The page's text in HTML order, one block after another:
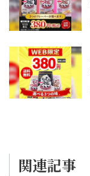
関連記事